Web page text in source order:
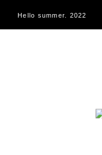
Hello summer. 2022